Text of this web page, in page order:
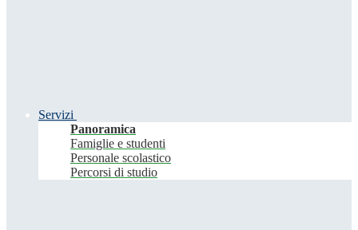
Servizi
Panoramica
Famiglie e studenti
Personale scolastico
Percorsi di studio